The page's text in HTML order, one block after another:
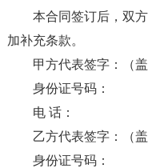
本合同签订后，双
加补充条款。
甲方代表签字：（盖
身份证号码：
电 话：
乙方代表签字：（盖
身份证号码：